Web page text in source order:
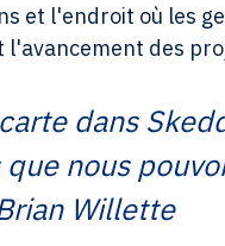
et l'endroit où les
l'avancement des
dans
nous
Willette